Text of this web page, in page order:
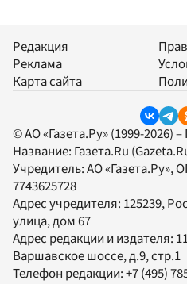
Редакция
Реклама
Карта сайта
© АО «Газета.Ру» (1999-2026)
Название: Газета.Ru
Учредитель:АО «Газета.Ру»,
7743625728
Адрес учредителя: 125239,
улица, дом 67
Адрес редакции и издателя:
Варшавское шоссе, д.9, стр.1
Телефон редакции:+7 (495)